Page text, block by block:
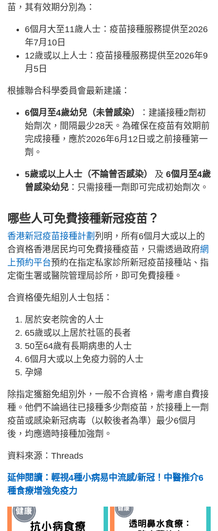
苗，其有效期分別為：
6個月大至11歲人士：疫苗接種服務提供至2026
年7月10日
12歲或以上人士：疫苗接種服務提供至2026年9
月5日
根據聯合科學委員會最新建議：
6個月至4歲幼兒（未曾感染）
：建議接種2劑初
始劑次，間隔最少28天。為確保在疫苗有效期前
完成接種，應於2026年6月12日或之前接種第一
劑。
5歲或以上人士（不論曾否感染） 及 6個月至4歲
曾感染幼兒 ：只需接種一劑即可完成初始劑次。
哪些人可免費接種新冠疫苗？
香港新冠疫苗接種計劃 列明，所有6個月大或以上的
合資格香港居民均可免費接種疫苗，只需透過政府網
上預約平台預約在指定私家診所新冠疫苗接種站、指
定衞生署或醫院管理局診所，即可免費接種。
合資格優先組別人士包括：
居於安老院舍的人士
65歲或以上居於社區的長者
50至64歲有長期病患的人士
6個月大或以上免疫力弱的人士
孕婦
除指定獲豁免組別外，一般不合資格，需考慮自費接
種。他們不論過往已接種多少劑疫苗，於接種上一劑
疫苗或感染新冠病毒（以較後者為準）最少6個月
後，均應適時接種加強劑。
資料來源：Threads
延伸閱讀：輕視4種小病易中流感/新冠！中醫推介6
種食療增強免疫力